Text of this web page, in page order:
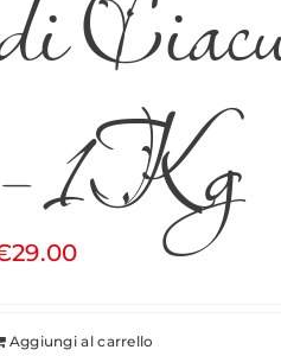
– 1Kg
29.00
Aggiungi al carrello